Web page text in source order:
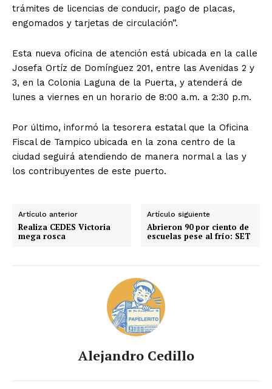
trámites de licencias de conducir, pago de placas,
engomados y tarjetas de circulación”.
Esta nueva oficina de atención está ubicada en la calle
Josefa Ortíz de Domínguez 201, entre las Avenidas 2 y
3, en la Colonia Laguna de la Puerta, y atenderá de
lunes a viernes en un horario de 8:00 a.m. a 2:30 p.m.
Por último, informó la tesorera estatal que la Oficina
Fiscal de Tampico ubicada en la zona centro de la
ciudad seguirá atendiendo de manera normal a las y
los contribuyentes de este puerto.
Artículo anterior
Realiza CEDES Victoria
mega rosca
Artículo siguiente
Abrieron 90 por ciento de
escuelas pese al frío: SET
Alejandro Cedillo